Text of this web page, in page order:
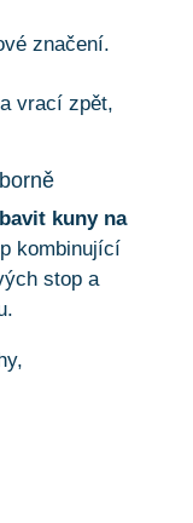
značení.
vrací zpět,
kuny na
kombinující
stop a